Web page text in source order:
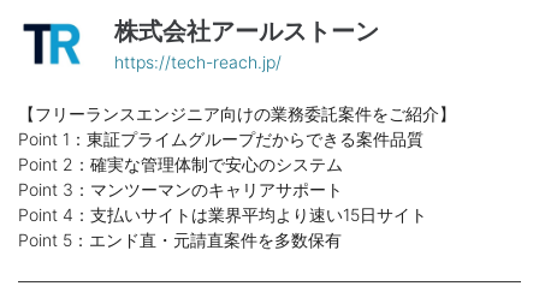
株式会社アールストーン
https://tech-reach.jp/
【フリーランスエンジニア向けの業務委託案件をご紹介】
Point 1：東証プライムグループだからできる案件品質
Point 2：確実な管理体制で安心のシステム
Point 3：マンツーマンのキャリアサポート
Point 4：支払いサイトは業界平均より速い15日サイト
Point 5：エンド直・元請直案件を多数保有